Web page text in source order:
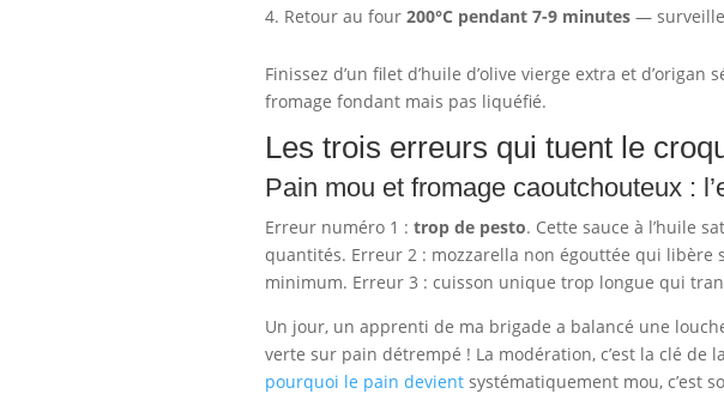
Retour au four 200°C pendant 7-9 minutes —
Finissez d’un filet d’huile d’olive vierge extra et d’origan
fromage fondant mais pas liquéfié.
Les trois erreurs qui tuent le
Pain mou et fromage caoutchouteux :
Erreur numéro 1 : trop de pesto. Cette sauce à l’huile
quantités. Erreur 2 : mozzarella non égouttée qui libère
minimum. Erreur 3 : cuisson unique trop longue qui
Un jour, un apprenti de ma brigade a balancé une
verte sur pain détrempé ! La modération, c’est la clé de la
pourquoi le pain devient systématiquement mou, c’est